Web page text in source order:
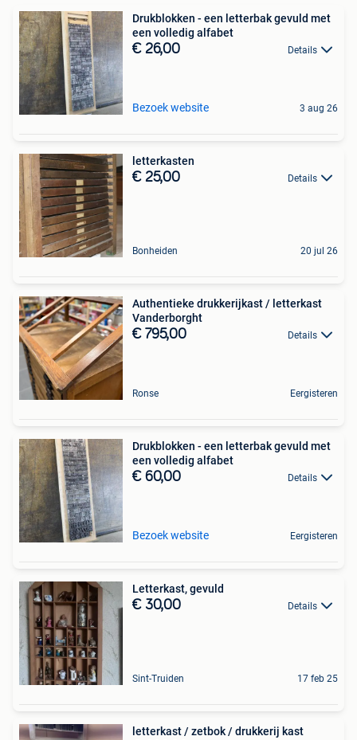
Drukblokken - een letterbak gevuld met
een volledig alfabet
€ 26,00 Details
Bezoek website 3 aug 26
letterkasten
€ 25,00 Details
Bonheiden 20 jul 26
Authentieke drukkerijkast / letterkast
Vanderborght
€ 795,00 Details
Ronse Eergisteren
Drukblokken - een letterbak gevuld met
een volledig alfabet
€ 60,00 Details
Bezoek website Eergisteren
Letterkast, gevuld
€ 30,00 Details
Sint-Truiden 17 feb 25
letterkast / zetbok / drukkerij kast